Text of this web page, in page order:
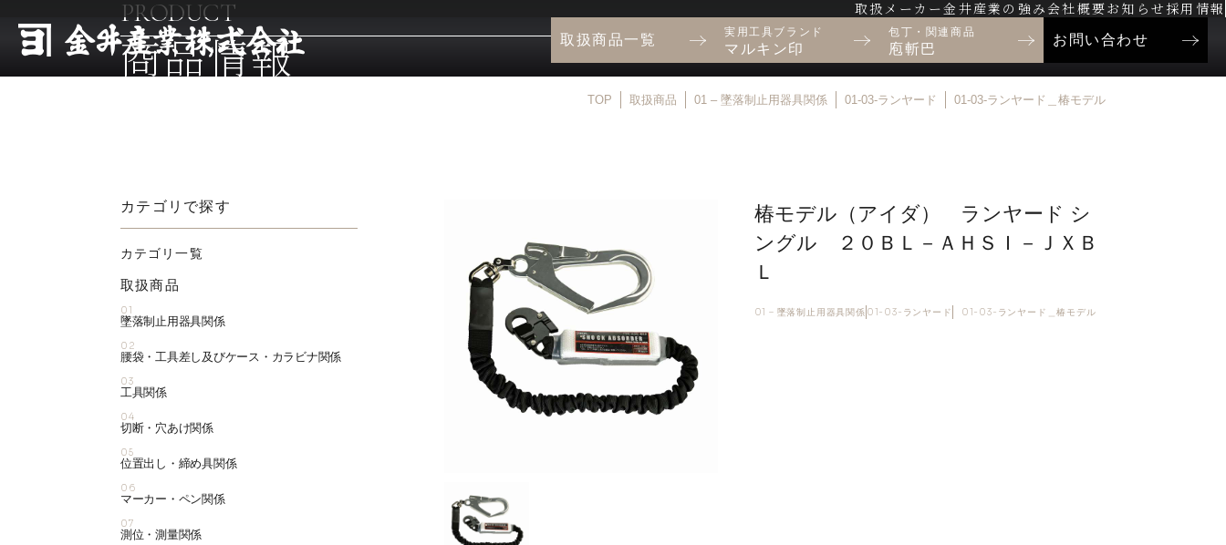
取扱メーカー金井産業の強み 会社概要お知らせ 採用情報
取扱商品一覧 実用工具ブランド
マルキン印
包丁・関連商品
庖斬巴
お問い合わせ
PRODUCT
商品情報
TOP 取扱商品 01 – 墜落制止用器具関係 01-03-ランヤード 01-03-ランヤード＿椿モデル
椿モデル（アイダ） ランヤード シ
ングル ２０ＢＬ－ＡＨＳＩ－ＪＸＢ
Ｌ
01 – 墜落制止用器具関係 01-03-ランヤード 01-03-ランヤード＿椿モデル
カテゴリで探す
カテゴリ一覧
取扱商品
01
墜落制止用器具関係
02
腰袋・工具差し及びケース・カラビナ関係
03
工具関係
04
切断・穴あけ関係
05
位置出し・締め具関係
06
マーカー・ペン関係
07
測位・測量関係